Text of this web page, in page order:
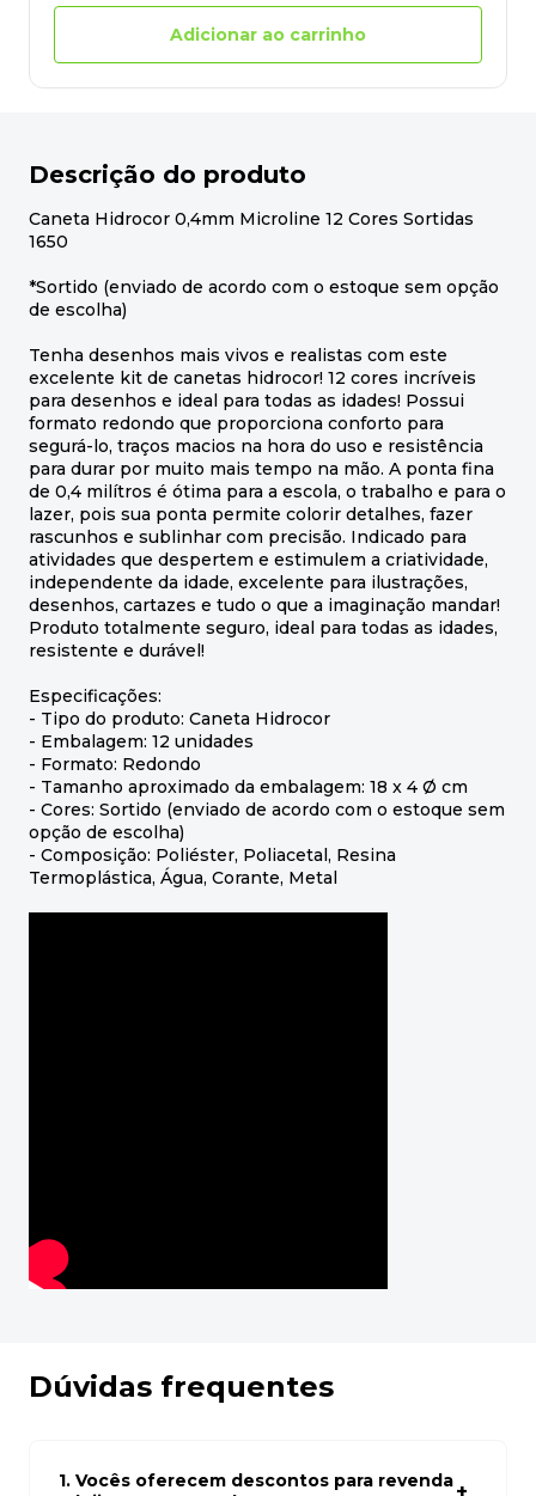
Adicionar ao carrinho
Descrição do produto
Caneta Hidrocor 0,4mm Microline 12 Cores Sortidas
1650
*Sortido (enviado de acordo com o estoque sem opção
de escolha)
Tenha desenhos mais vivos e realistas com este
excelente kit de canetas hidrocor! 12 cores incríveis
para desenhos e ideal para todas as idades! Possui
formato redondo que proporciona conforto para
segurá-lo, traços macios na hora do uso e resistência
para durar por muito mais tempo na mão. A ponta fina
de 0,4 milítros é ótima para a escola, o trabalho e para o
lazer, pois sua ponta permite colorir detalhes, fazer
rascunhos e sublinhar com precisão. Indicado para
atividades que despertem e estimulem a criatividade,
independente da idade, excelente para ilustrações,
desenhos, cartazes e tudo o que a imaginação mandar!
Produto totalmente seguro, ideal para todas as idades,
resistente e durável!
Especificações:
- Tipo do produto: Caneta Hidrocor
- Embalagem: 12 unidades
- Formato: Redondo
- Tamanho aproximado da embalagem: 18 x 4 Ø cm
- Cores: Sortido (enviado de acordo com o estoque sem
opção de escolha)
- Composição: Poliéster, Poliacetal, Resina
Termoplástica, Água, Corante, Metal
Dúvidas frequentes
1. Vocês oferecem descontos para revenda